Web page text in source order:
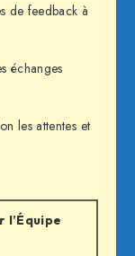
de feedback à
échanges
les attentes et
l’Équipe